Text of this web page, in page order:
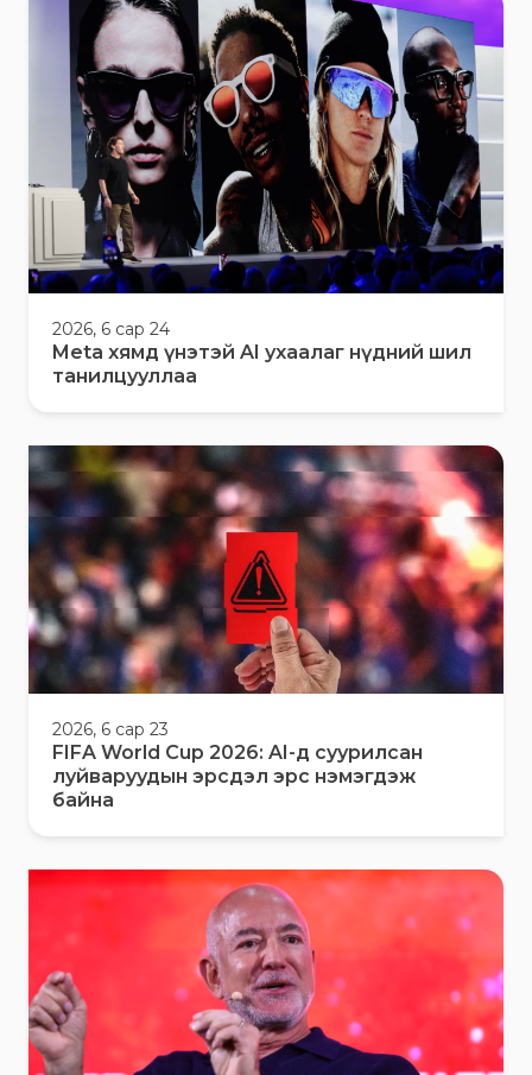
2026, 6 сар 24
Meta хямд үнэтэй AI ухаалаг нүдний шил
танилцууллаа
2026, 6 сар 23
FIFA World Cup 2026: AI-д суурилсан
луйваруудын эрсдэл эрс нэмэгдэж
байна